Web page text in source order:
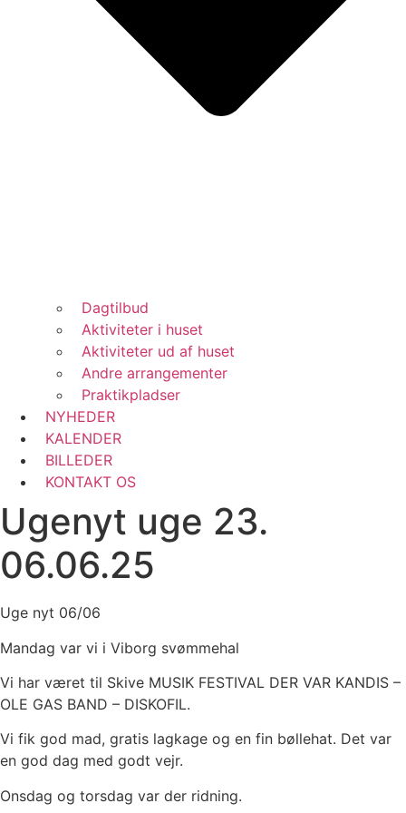
Dagtilbud
Aktiviteter i huset
Aktiviteter ud af huset
Andre arrangementer
Praktikpladser
NYHEDER
KALENDER
BILLEDER
KONTAKT OS
Ugenyt uge 23.
06.06.25
Uge nyt 06/06
Mandag var vi i Viborg svømmehal
Vi har været til Skive MUSIK FESTIVAL DER VAR KANDIS –
OLE GAS BAND – DISKOFIL.
Vi fik god mad, gratis lagkage og en fin bøllehat. Det var
en god dag med godt vejr.
Onsdag og torsdag var der ridning.